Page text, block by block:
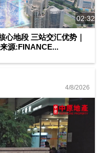
02:32
心地段 三站交汇优势｜
源:FINANCE...
4/8/2026